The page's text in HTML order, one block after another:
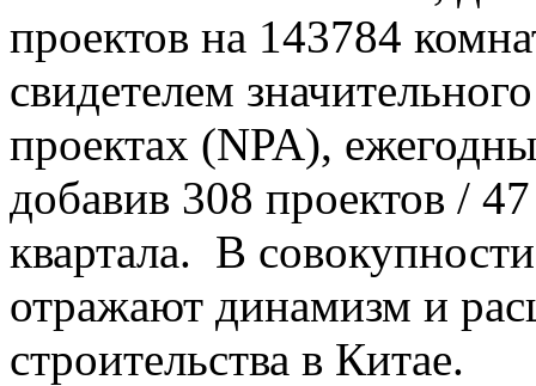
проектов на 143784
свидетелем
проектах (NPA),
добавив 308 проектов /
квартала. В
отражают динамизм и
строительства в Китае.